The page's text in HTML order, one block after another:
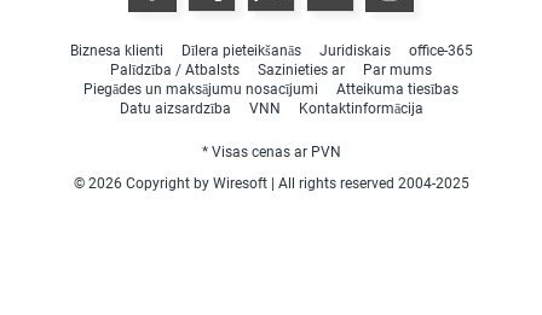
Biznesa klienti Dīlera pieteikšanās Juridiskais
office-365
Palīdzība / Atbalsts
Sazinieties ar
Par mums
Piegādes un maksājumu nosacījumi
Atteikuma tiesības
Datu aizsardzība
VNN Kontaktinformācija
* Visas cenas ar PVN
© 2026 Copyright by Wiresoft | All rights reserved 2004-2025